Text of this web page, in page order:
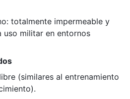
totalmente impermeable y
uso militar en entornos
(similares al entrenamiento